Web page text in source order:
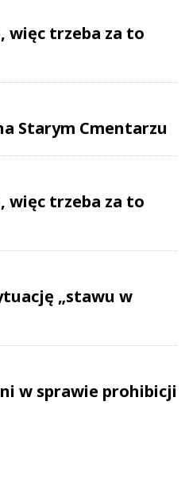
więc trzeba za to
Starym Cmentarzu
więc trzeba za to
„stawu w
w sprawie prohibicji